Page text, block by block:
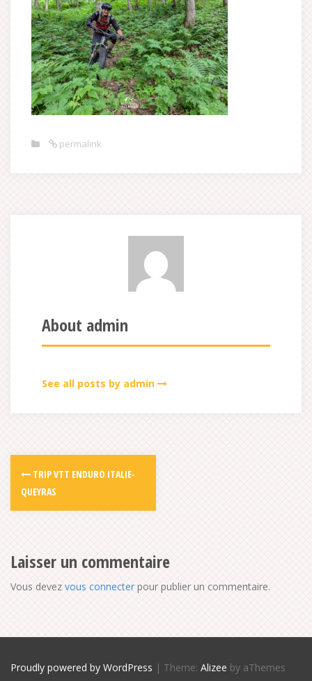
permalink
About admin
See all posts by admin
TRIP VTT ENDURO ITALIE-
QUEYRAS
Laisser un commentaire
Vous devez vous connecter pour publier un commentaire.
Proudly powered by WordPress | Theme: Alizee by aThemes